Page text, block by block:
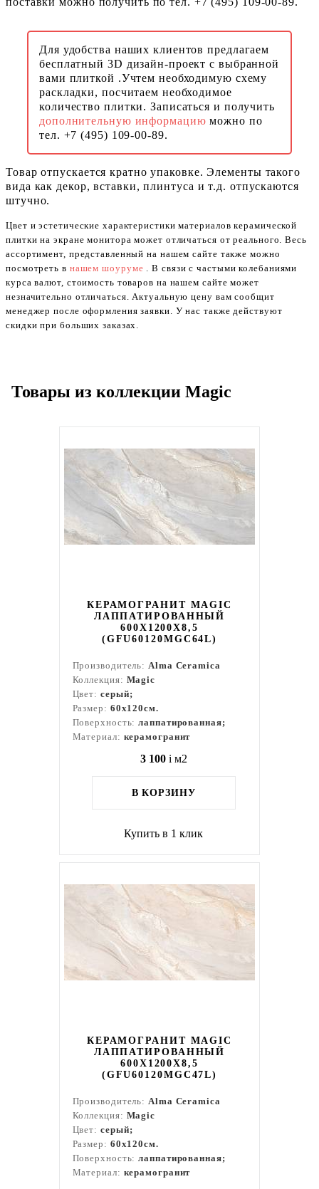
Для удобства наших клиентов предлагаем
бесплатный 3D дизайн-проект с выбранной
вами плиткой .Учтем необходимую схему
раскладки, посчитаем необходимое
количество плитки. Записаться и получить
дополнительную информациюможно по
тел. +7 (495) 109-00-89.
Товар отпускается кратно упаковке. Элементы такого
вида как декор, вставки, плинтуса и т.д. отпускаются
штучно.
Цвет и эстетические характеристики материалов керамической
плитки на экране монитора может отличаться от реального. Весь
ассортимент, представленный на нашем сайте также можно
посмотреть в нашем шоуруме . В связи с частыми колебаниями
курса валют, стоимость товаров на нашем сайте может
незначительно отличаться. Актуальную цену вам сообщит
менеджер после оформления заявки. У нас также действуют
скидки при больших заказах.
Товары из коллекции Magic
КЕРАМОГРАНИТ MAGIC
ЛАППАТИРОВАННЫЙ
600X1200X8,5
(GFU60120MGC64L)
Производитель:Alma Ceramica
Коллекция: Magic
Цвет: серый;
Размер: 60x120см.
Поверхность:лаппатированная;
Материал: керамогранит
3 100 i м2
В КОРЗИНУ
Купить в 1 клик
КЕРАМОГРАНИТ MAGIC
ЛАППАТИРОВАННЫЙ
600X1200X8,5
(GFU60120MGC47L)
Производитель:Alma Ceramica
Коллекция: Magic
Цвет: серый;
Размер: 60x120см.
Поверхность:лаппатированная;
Материал: керамогранит